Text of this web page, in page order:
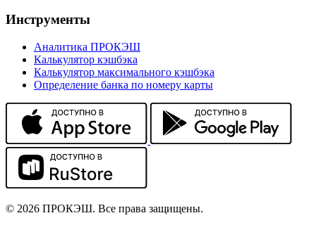
Инструменты
Аналитика ПРОКЭШ
Калькулятор кэшбэка
Калькулятор максимального кэшбэка
Определение банка по номеру карты
© 2026 ПРОКЭШ. Все права защищены.